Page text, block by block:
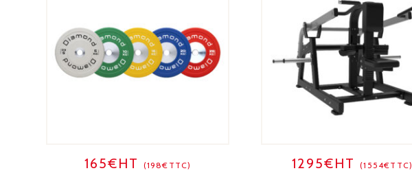
165€HT (198€TTC) 1295€HT(1554€TTC)